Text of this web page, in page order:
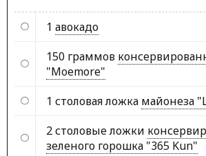
1 авокадо
150 граммов
"Moemore"
1 столовая ложка майонеза
2 столовые ложки
зеленого горошка "365 Kun"